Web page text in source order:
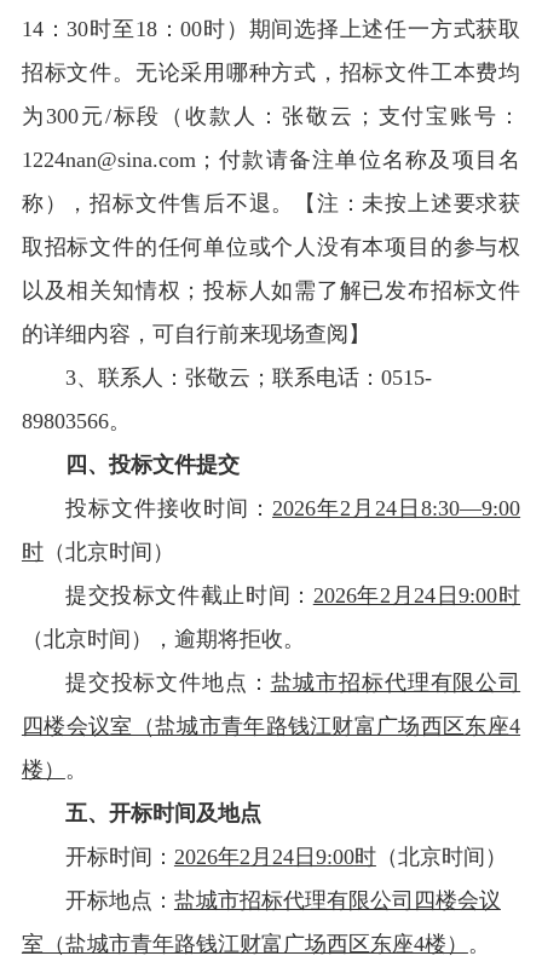
14：30时至18：00时）期间选择上述任一方式获取
招标文件。无论采用哪种方式，招标文件工本费均
为300元/标段（收款人：张敬云； 支付宝账号：
1224nan@sina.com；付款请备注单位名称及项目名
称 ），招标文件售后不退。 【 注：未按上述要求获
取招标文件的任何单位或个人没有本项目的参与权
以及相关知情权；投标人如需了解已发布招标文件
的详细内容，可自行前来现场查阅】
3、联系人：张敬云；联系电话：0515-
89803566。
四、投标文件提交
投标文件接收时间：2026年2月24日8:30—9:00
时（北京时间）
提交投标文件截止时间： 2026年2月24日9:00时
（北京时间），逾期将拒收。
提交投标文件地点： 盐城市招标代理有限公司
四楼会议室（盐城市青年路钱江财富广场西区东座4
楼） 。
五、开标时间及地点
开标时间： 2026年2 月 24日9:00时（北京时间）
开标地点： 盐城市招标代理有限公司四楼会议
室（盐城市青年路钱江财富广场西区东座4楼） 。